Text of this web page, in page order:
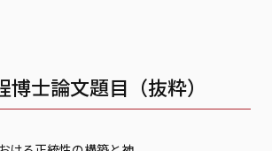
博士論文題目（抜粋）